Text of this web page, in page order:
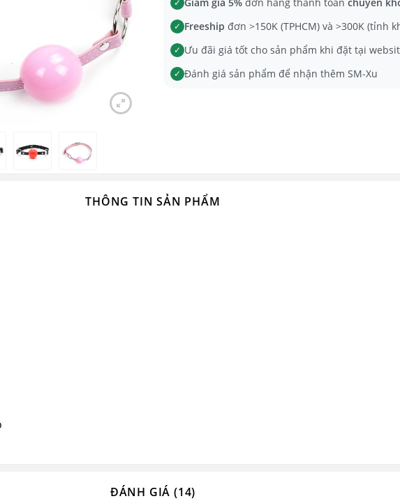
✓
✓ Freeship đơn >150K (TPHCM) và >300K (tỉnh
✓ Ưu đãi giá tốt cho sản phẩm khi đặt tại
✓ Đánh giá sản phẩm để nhận thêm SM-Xu
THÔNG TIN SẢN PHẨM
ĐÁNH GIÁ (14)